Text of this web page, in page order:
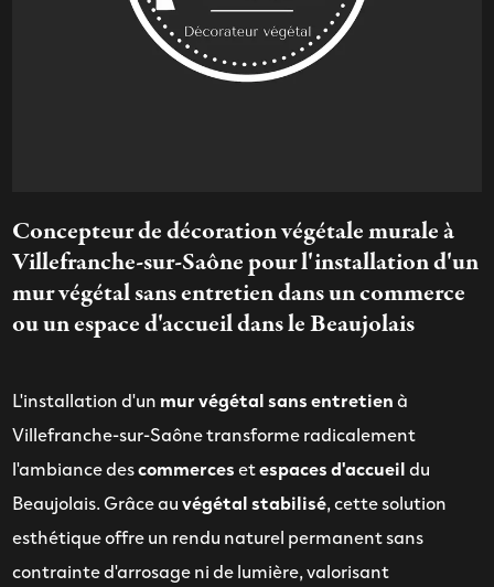
Concepteur de décoration végétale murale à
Villefranche-sur-Saône pour l'installation d'un
mur végétal sans entretien dans un commerce
ou un espace d'accueil dans le Beaujolais
L'installation d'un mur végétal sans entretienà
Villefranche-sur-Saône transforme radicalement
l'ambiance descommercesetespaces d'accueildu
Beaujolais. Grâce auvégétal stabilisé, cette solution
esthétique offre un rendu naturel permanent sans
contrainte d'arrosage ni de lumière, valorisant